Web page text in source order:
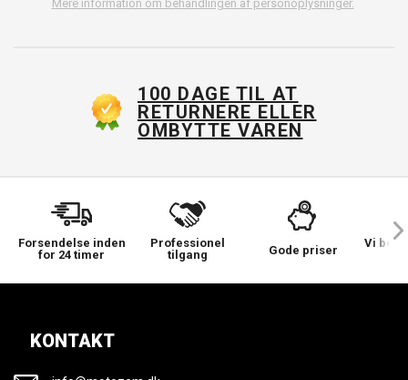
Mere information om behandlingen af personoplysninger.
100 DAGE TIL AT
RETURNERE ELLER
OMBYTTE VAREN
Forsendelse inden
for 24 timer
Professionel
tilgang
Gode priser
Vi
KONTAKT